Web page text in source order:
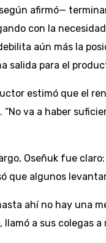
afirmó—
con la
aún más la
salida para el
estimó que el
va a haber
Oseñuk fue
que algunos
ahí no hay una
a sus colegas